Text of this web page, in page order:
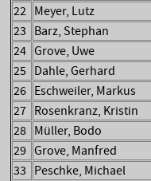
22 Meyer, Lutz
23 Barz, Stephan
24 Grove, Uwe
25 Dahle, Gerhard
26 Eschweiler, Markus
27 Rosenkranz, Kristin
28 Müller, Bodo
29 Grove, Manfred
33 Peschke, Michael